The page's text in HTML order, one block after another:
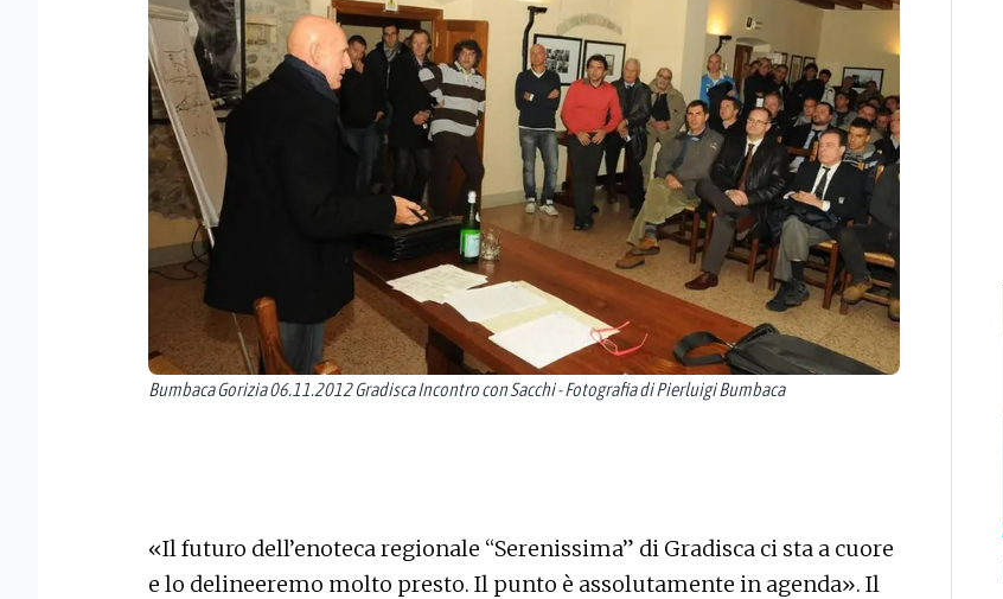
Bumbaca Gorizia 06.11.2012 Gradisca Incontro con Sacchi - Fotografia di Pierluigi Bumbaca
«Il futuro dell’enoteca regionale “Serenissima” di Gradisca ci sta a cuore
e lo delineeremo molto presto. Il punto è assolutamente in agenda». Il